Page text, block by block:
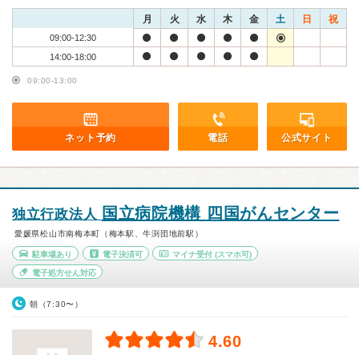
月 火 水 木 金 土 日 祝
09:00-12:30
14:00-18:00
09:00-13:00
ネット予約 電話 公式サイト
独立行政法人 国立病院機構 四国がんセンター
愛媛県松山市南梅本町（梅本駅、牛渕団地前駅）
駐車場あり 電子決済可 マイナ受付 (スマホ可)
電子処方せん対応
朝（7:30〜）
4.60